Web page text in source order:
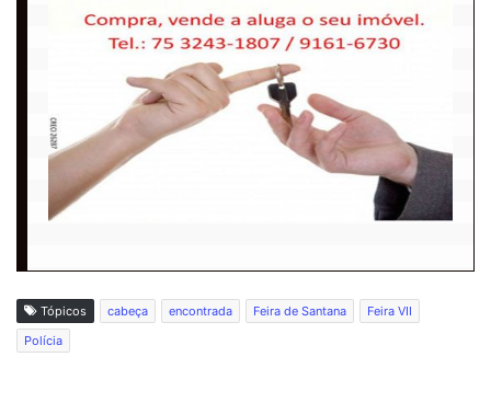
Tópicos cabeça encontrada Feira de Santana
Feira VII
Polícia